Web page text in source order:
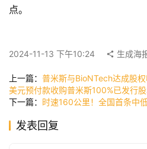
讯
公
司
点。
2024-11-13 下午10:24 生成海
上一篇： 普米斯与BioNTech达成股
美元预付款收购普米斯100%已发行
下一篇： 时速160公里！全国首条中
发表回复